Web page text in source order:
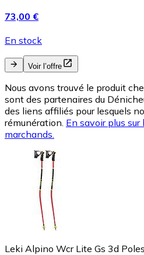
73,00 €
En stock
Voir l’offre
Nous avons trouvé le produit
sont des partenaires du
des liens affiliés pour lesquels
rémunération. En savoir plus
marchands.
Leki Alpino Wcr Lite Gs 3d Poles